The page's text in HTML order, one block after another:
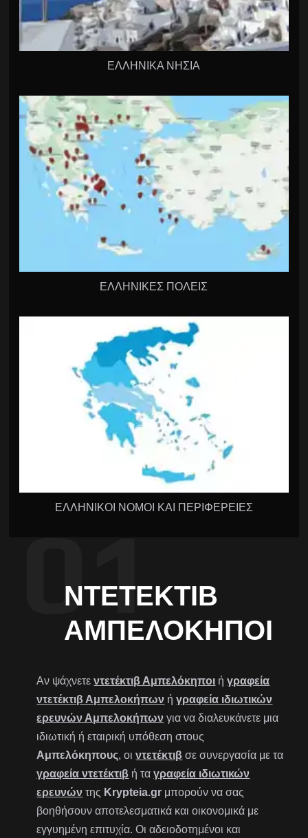
ΕΛΛΗΝΙΚΑ ΝΗΣΙΑ
ΕΛΛΗΝΙΚΕΣ ΠΟΛΕΙΣ
ΕΛΛΗΝΙΚΟΙ ΝΟΜΟΙ ΚΑΙ ΠΕΡΙΦΕΡΕΙΕΣ
ΝΤΕΤΈΚΤΙΒ
ΑΜΠΕΛΌΚΗΠΟΙ
Αν ψάχνετεντετέκτιβ Αμπελόκηποι ήγραφεία
ντετέκτιβ Αμπελοκήπων ήγραφεία ιδιωτικών
ερευνών Αμπελοκήπων για να διαλευκάνετε μια
ιδιωτική ή εταιρική υπόθεση στους
Αμπελόκηπους, οιντετέκτιβ σε συνεργασία με τα
γραφεία ντετέκτιβ ή ταγραφεία ιδιωτικών
ερευνών της Krypteia.gr μπορούν να σας
βοηθήσουν αποτελεσματικά και οικονομικά με
εγγυημένη επιτυχία. Οι αδειοδοτημένοι και